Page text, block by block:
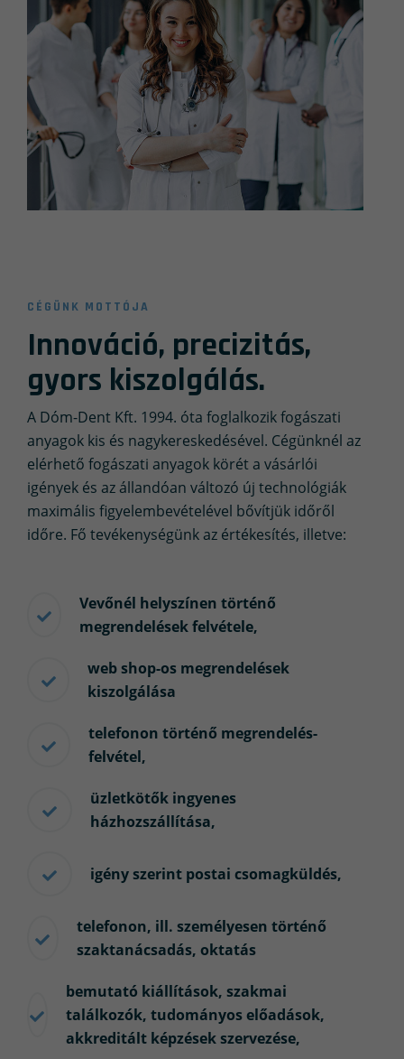
CÉGÜNK MOTTÓJA
Innováció, precizitás,
gyors kiszolgálás.
A Dóm-Dent Kft. 1994. óta foglalkozik fogászati
anyagok kis és nagykereskedésével. Cégünknél az
elérhető fogászati anyagok körét a vásárlói
igények és az állandóan változó új technológiák
maximális figyelembevételével bővítjük időről
időre. Fő tevékenységünk az értékesítés, illetve:
Vevőnél helyszínen történő
megrendelések felvétele,
web shop-os megrendelések
kiszolgálása
telefonon történő megrendelés-
felvétel,
üzletkötők ingyenes
házhozszállítása,
igény szerint postai csomagküldés,
telefonon, ill. személyesen történő
szaktanácsadás, oktatás
bemutató kiállítások, szakmai
találkozók, tudományos előadások,
akkreditált képzések szervezése,